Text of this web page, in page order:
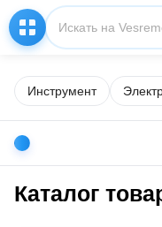
Инструмент
Каталог